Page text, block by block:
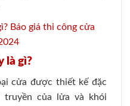
là gì?
cửa được thiết kế đặc
truyền của lửa và khói